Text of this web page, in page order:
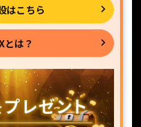
はこちら
とは？